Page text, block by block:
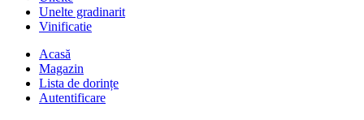
Unelte gradinarit
Vinificatie
Acasă
Magazin
Lista de dorințe
Autentificare